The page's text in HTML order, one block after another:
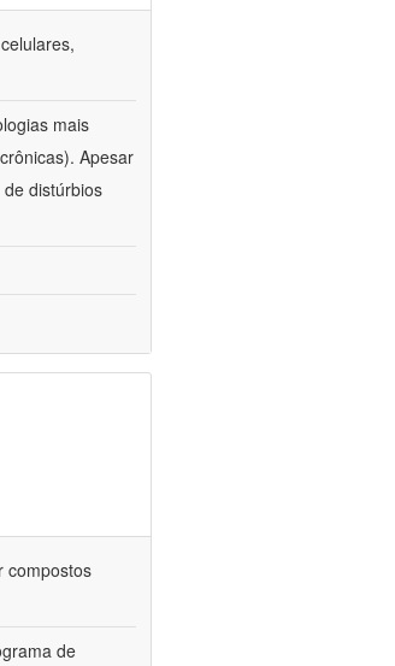
mais
Apesar
distúrbios
compostos
de